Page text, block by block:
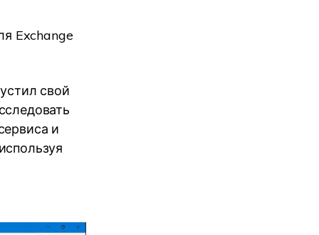
Exchange
свой
и